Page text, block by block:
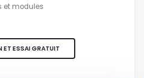
et modules
ET ESSAI GRATUIT